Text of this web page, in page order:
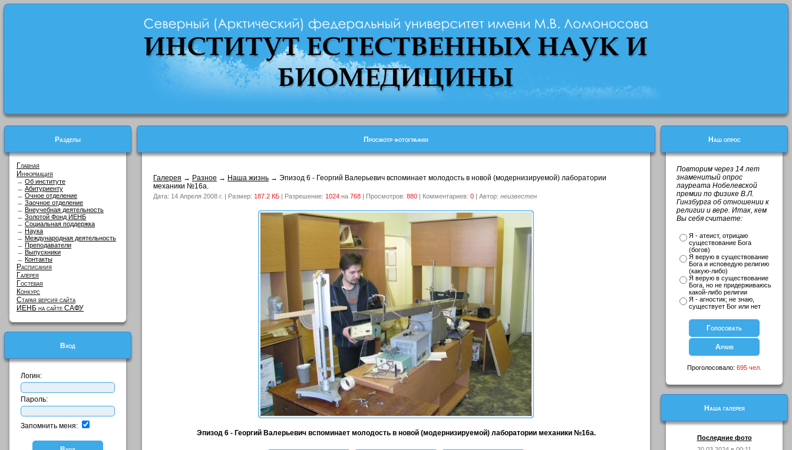
Разделы
Главная
Информация
→ Об институте
→ Абитуриенту
→ Очное отделение
→ Заочное отделение
→ Внеучебная деятельность
→ Золотой Фонд ИЕНБ
→ Социальная поддержка
→ Наука
→ Международная деятельность
→ Преподаватели
→ Выпускники
→ Контакты
Расписания
Галерея
Гостевая
Конкурс
Старая версия сайта
ИЕНБ на сайте САФУ
Вход
Логин:
Пароль:
Запомнить меня:
Просмотр фотографии
Галерея → Разное → Наша жизнь → Эпизод 6 - Георгий Валерьевич вспоминает молодость в новой (модернизируемой) лаборатории
механики №16а.
Дата: 14 Апреля 2008 г. | Размер: 187.2 КБ | Разрешение: 1024 на 768 | Просмотров: 880 | Комментариев: 0 | Автор: неизвестен
Эпизод 6 - Георгий Валерьевич вспоминает молодость в новой (модернизируемой) лаборатории механики №16а.
Наш опрос
Повторим через 14 лет
знаменитый опрос
лауреата Нобелевской
премии по физике В.Л.
Гинзбурга об отношении к
религии и вере. Итак, кем
Вы себя считаете:
Я - атеист, отрицаю
существование Бога
(богов)
Я верую в существование
Бога и исповедую религию
(какую-либо)
Я верую в существование
Бога, но не придерживаюсь
какой-либо религии
Я - агностик; не знаю,
существует Бог или нет
Проголосовало: 695 чел.
Наша галерея
Последние фото